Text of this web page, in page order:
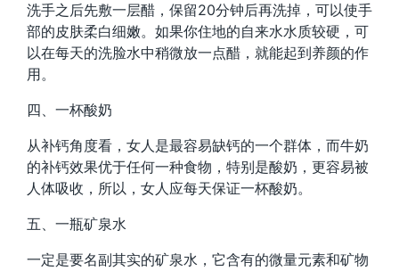
洗手之后先敷一层醋，保留20分钟后再洗掉，可以使手
部的皮肤柔白细嫩。如果你住地的自来水水质较硬，可
以在每天的洗脸水中稍微放一点醋，就能起到养颜的作
用。
四、一杯酸奶
从补钙角度看，女人是最容易缺钙的一个群体，而牛奶
的补钙效果优于任何一种食物，特别是酸奶，更容易被
人体吸收，所以，女人应每天保证一杯酸奶。
五、一瓶矿泉水
一定是要名副其实的矿泉水，它含有的微量元素和矿物